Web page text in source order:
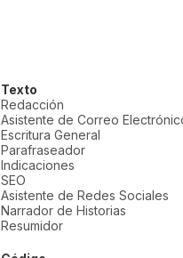
Texto
Redacción
Asistente de Correo
Escritura General
Parafraseador
Indicaciones
SEO
Asistente de Redes Sociales
Narrador de Historias
Resumidor